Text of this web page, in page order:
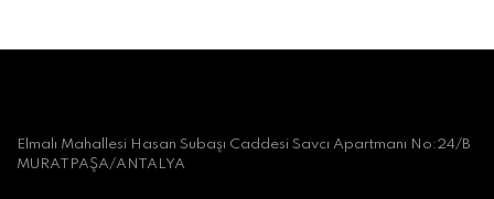
Elmalı Mahallesi Hasan Subaşı Caddesi Savcı Apartmanı No:24/B
MURATPAŞA/ANTALYA